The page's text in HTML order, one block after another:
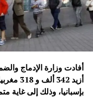
أفادت وزارة الإدماج
أزيد
بإسبانيا، وذلك إلى غاية متم